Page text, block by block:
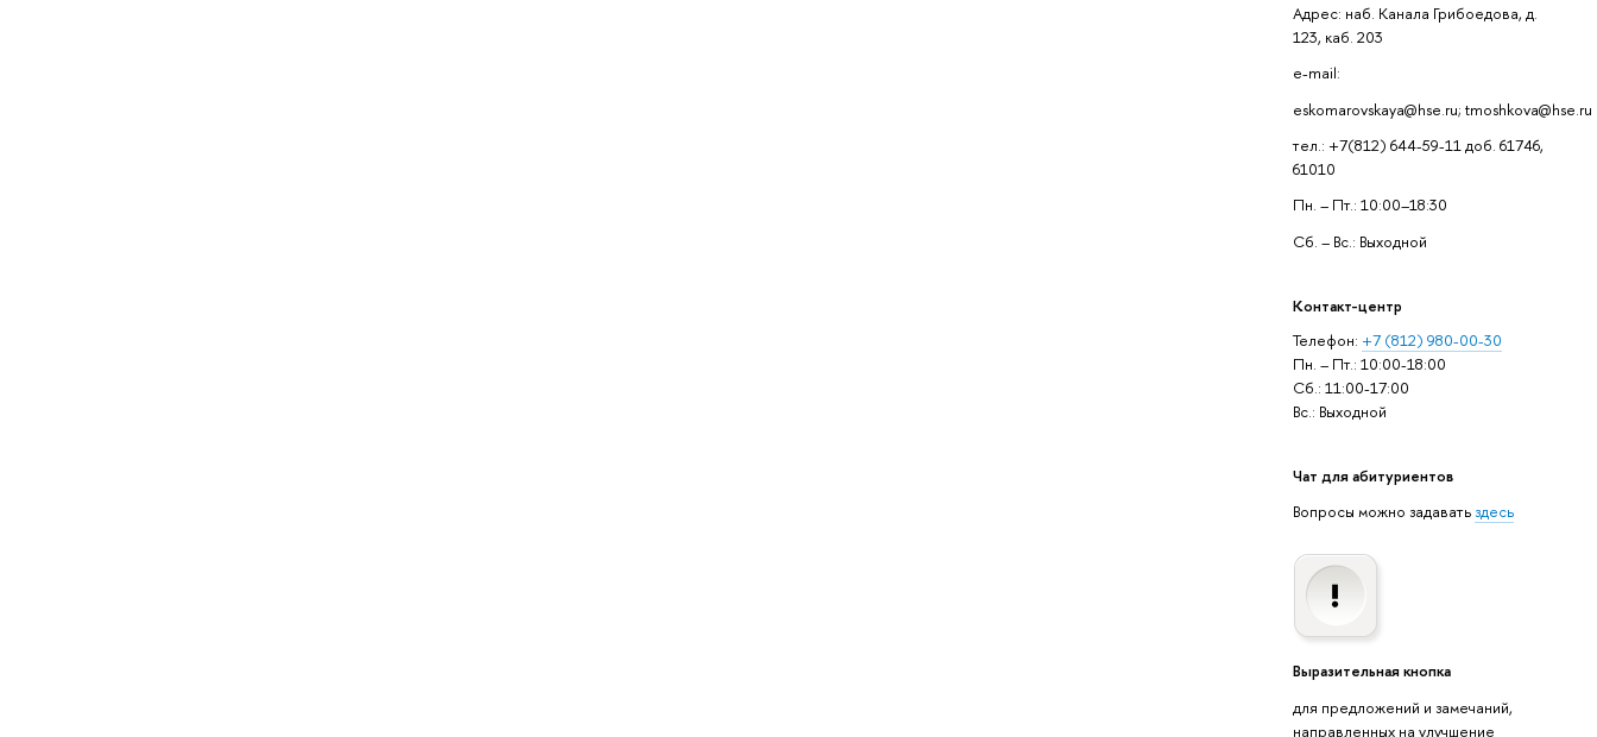
Адрес: наб. Канала Грибоедова, д.
123, каб. 203
e-mail:
eskomarovskaya@hse.ru; tmoshkova@hse.ru
тел.: +7(812) 644-59-11 доб. 61746,
61010
Пн. – Пт.: 10:00–18:30
Сб. – Вс.: Выходной
Контакт-центр
Телефон: +7 (812) 980-00-30
Пн. – Пт.: 10:00-18:00
Сб.: 11:00-17:00
Вс.: Выходной
Чат для абитуриентов
Вопросы можно задаватьздесь
Выразительная кнопка
для предложений и замечаний,
направленных на улучшение